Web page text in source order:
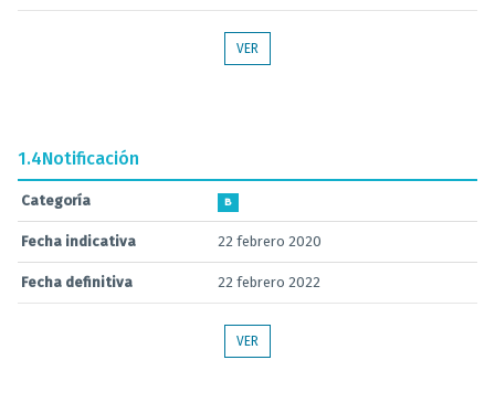
VER
1.4Notificación
Categoría B
Fecha indicativa 22 febrero 2020
Fecha definitiva 22 febrero 2022
VER